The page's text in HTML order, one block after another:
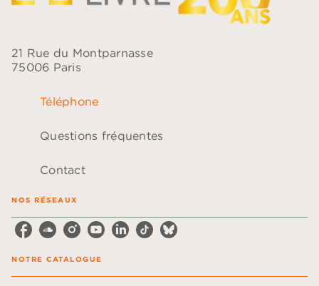
21 Rue du Montparnasse
75006 Paris
Téléphone
Questions fréquentes
Contact
NOS RÉSEAUX
NOTRE CATALOGUE